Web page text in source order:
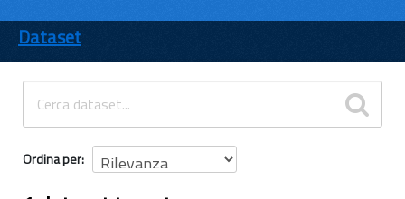
ENTI
TEMI
INFORMAZIONI
Dataset
Ordina per